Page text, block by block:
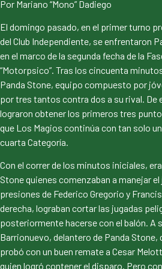
Por Mariano “Mono” Dadiego
El domingo pasado, en el primer turno
del Club Independiente, se enfrentaron
en el marco de la segunda fecha de la
“Motorpsico”. Tras los cincuenta
Panda Stone, equipo compuesto por
por tres tantos contra dos a su rival. De
lograron obtener los primeros tres
que Los Magios continúa con tan solo
cuarta Categoría.
Con el correr de los minutos iniciales,
Stone quienes comenzaban a manejar el
presiones de Federico Gregorio y
derecha, lograban cortar las jugadas
posteriormente hacerse con el balón. A
Barrionuevo, delantero de Panda
probó con un buen remate a Cesar
quien logró contener el disparo. Pero